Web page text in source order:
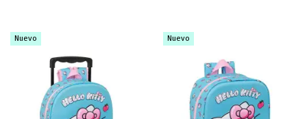
Nuevo Nuevo